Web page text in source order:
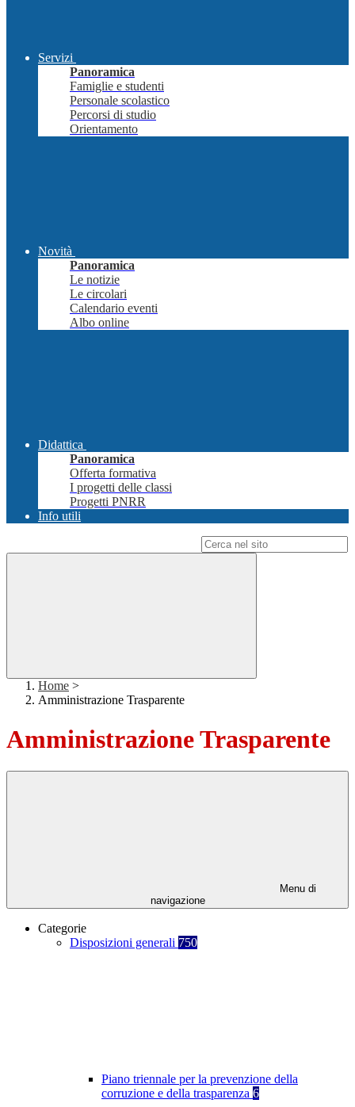
Servizi
Panoramica
Famiglie e studenti
Personale scolastico
Percorsi di studio
Orientamento
Novità
Panoramica
Le notizie
Le circolari
Calendario eventi
Albo online
Didattica
Panoramica
Offerta formativa
I progetti delle classi
Progetti PNRR
Info utili
Home >
Amministrazione Trasparente
Amministrazione Trasparente
Menu di
navigazione
Categorie
Disposizioni generali 750
Piano triennale per la prevenzione della
corruzione e della trasparenza 6